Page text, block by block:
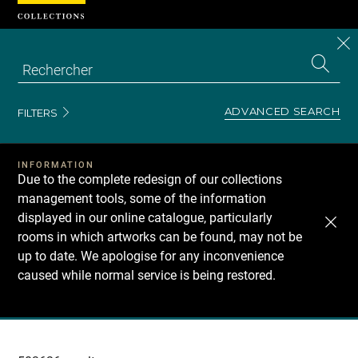
FILTERS ADVANCED SEARCH
INFORMATION
Due to the complete redesign of our collections
management tools, some of the information
displayed in our online catalogue, particularly
rooms in which artworks can be found, may not be
up to date. We apologise for any inconvenience
caused while normal service is being restored.
Recherche
Cookies management panel